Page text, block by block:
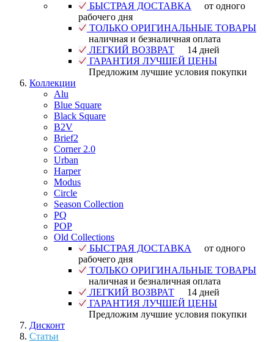
БЫСТРАЯ ДОСТАВКА
от одного
рабочего дня
ТОЛЬКО ОРИГИНАЛЬНЫЕ ТОВАРЫ
наличная и безналичная оплата
ЛЕГКИЙ ВОЗВРАТ
14 дней
ГАРАНТИЯ ЛУЧШЕЙ ЦЕНЫ
Предложим лучшие условия покупки
Коллекции
Alu
Blue Square
Black Square
B2V
Brief2
Corner 2.0
Urban
Harper
Modus
Circle
Season Collection
PQ
POP
Old Collections
БЫСТРАЯ ДОСТАВКА
от одного
рабочего дня
ТОЛЬКО ОРИГИНАЛЬНЫЕ ТОВАРЫ
наличная и безналичная оплата
ЛЕГКИЙ ВОЗВРАТ
14 дней
ГАРАНТИЯ ЛУЧШЕЙ ЦЕНЫ
Предложим лучшие условия покупки
Дисконт
Статьи